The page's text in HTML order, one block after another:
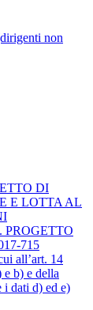
non
DI
E LOTTA AL
PROGETTO
715
all’art. 14
e b) e della
i dati d) ed e)